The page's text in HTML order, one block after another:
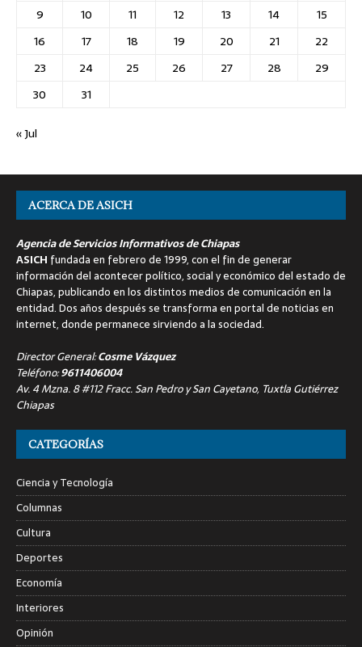
9
10 11 12 13 14
15
16
17 18 19 20 21
22
23
24 25 26 27 28
29
30
31
« Jul
ACERCA DE ASICH
Agencia de Servicios Informativos de Chiapas
ASICH fundada en febrero de 1999, con el fin de generar
información del acontecer político, social y económico del estado de
Chiapas, publicando en los distintos medios de comunicación en la
entidad. Dos años después se transforma en portal de noticias en
internet, donde permanece sirviendo a la sociedad.
Director General:Cosme Vázquez
Teléfono:9611406004
Av. 4 Mzna. 8 #112 Fracc. San Pedro y San Cayetano, Tuxtla Gutiérrez
Chiapas
CATEGORÍAS
Ciencia y Tecnología
Columnas
Cultura
Deportes
Economía
Interiores
Opinión